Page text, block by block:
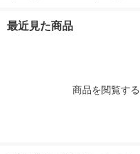
最近見た商品
商品を閲覧す